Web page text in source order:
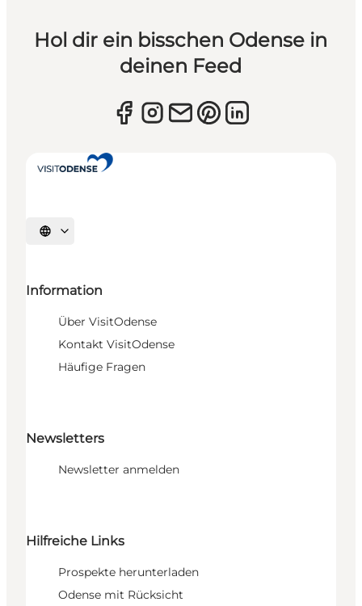
Hol dir ein bisschen Odense in
deinen Feed
Sprache auswählen
Information
Über VisitOdense
Kontakt VisitOdense
Häufige Fragen
Newsletters
Newsletter anmelden
Hilfreiche Links
Prospekte herunterladen
Odense mit Rücksicht